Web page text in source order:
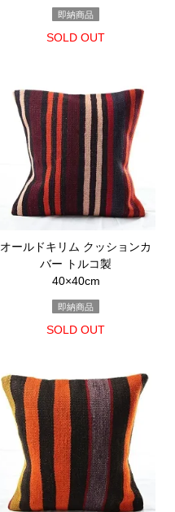
即納商品
SOLD OUT
オールドキリム クッションカ
バー トルコ製
40×40cm
即納商品
SOLD OUT